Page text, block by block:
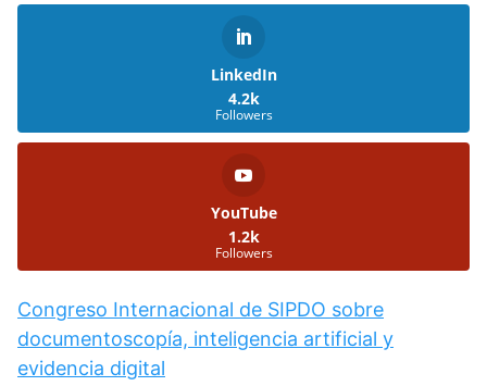
LinkedIn
4.2k
Followers
YouTube
1.2k
Followers
Congreso Internacional de SIPDO sobre
documentoscopía, inteligencia artificial y
evidencia digital